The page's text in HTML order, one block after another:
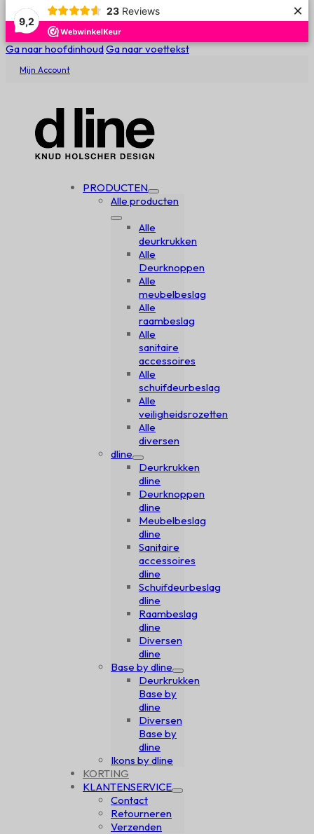
9,2
23 Reviews ×
Ga naar hoofdinhoudGa naar voettekst
Mijn Account
PRODUCTEN
Alle producten
Alle
deurkrukken
Alle
Deurknoppen
Alle
meubelbeslag
Alle
raambeslag
Alle
sanitaire
accessoires
Alle
schuifdeurbeslag
Alle
veiligheidsrozetten
Alle
diversen
dline
Deurkrukken
dline
Deurknoppen
dline
Meubelbeslag
dline
Sanitaire
accessoires
dline
Schuifdeurbeslag
dline
Raambeslag
dline
Diversen
dline
Base by dline
Deurkrukken
Base by
dline
Diversen
Base by
dline
Ikons by dline
KORTING
KLANTENSERVICE
Contact
Retourneren
Verzenden